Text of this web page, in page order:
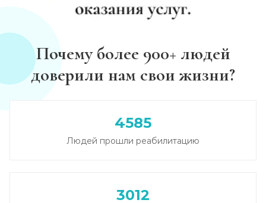
Снятие ломки в стационаре
от 3 950 ₽ Записаться
Каннабиоидная детоксикация
Лечение наркомании (стационар, в сутки)
Лечение зависимости от солей
Почему более 900+ людей
доверили нам свои жизни?
4585
Людей прошли реабилитацию
3012